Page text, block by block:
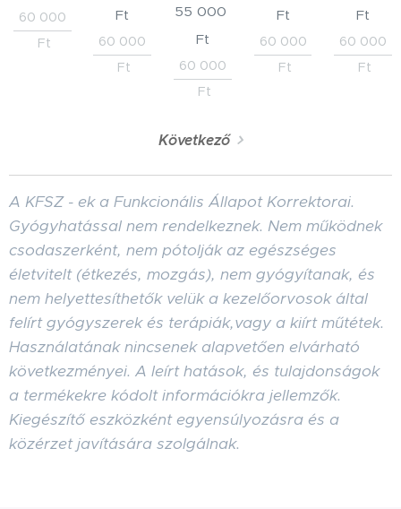
60 000
Ft
Ft
60 000
Ft
55 000
Ft
60 000
Ft
Ft
60 000
Ft
Ft
60 000
Ft
Következő
A KFSZ - ek a Funkcionális Állapot Korrektorai.
Gyógyhatással nem rendelkeznek. Nem működnek
csodaszerként, nem pótolják az egészséges
életvitelt (étkezés, mozgás), nem gyógyítanak, és
nem helyettesíthetők velük a kezelőorvosok által
felírt gyógyszerek és terápiák,vagy a kiírt műtétek.
Használatának nincsenek alapvetően elvárható
következményei. A leírt hatások, és tulajdonságok
a termékekre kódolt információkra jellemzők.
Kiegészítő eszközként egyensúlyozásra és a
közérzet javítására szolgálnak.